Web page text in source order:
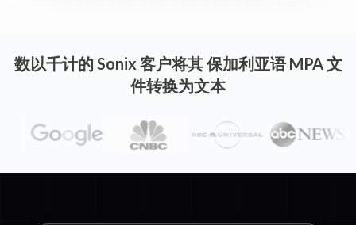
数以千计的 Sonix 客户将其 保加利亚语 MPA 文
件转换为文本